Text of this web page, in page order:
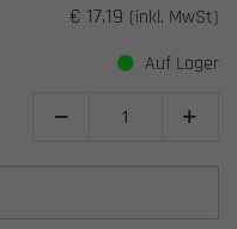
€ 17.19 (inkl. MwSt)
Auf Lager
 